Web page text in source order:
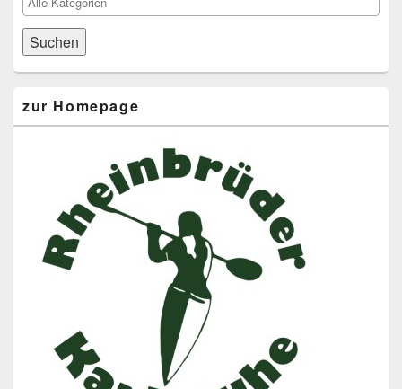
zur Homepage